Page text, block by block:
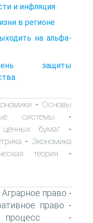
и инфляция
в регионе
на альфа-
защиты
- Основы
системы -
бумаг -
- Экономика
теория -
Аграрное право -
право -
-